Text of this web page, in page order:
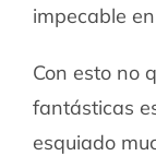
impecable
Con esto no
fantásticas
esquiado